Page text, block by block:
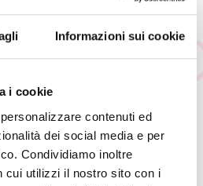
Informazioni sui cookie
i cookie
contenuti ed
dei social media e per
Condividiamo inoltre
cui utilizzi il nostro sito con i